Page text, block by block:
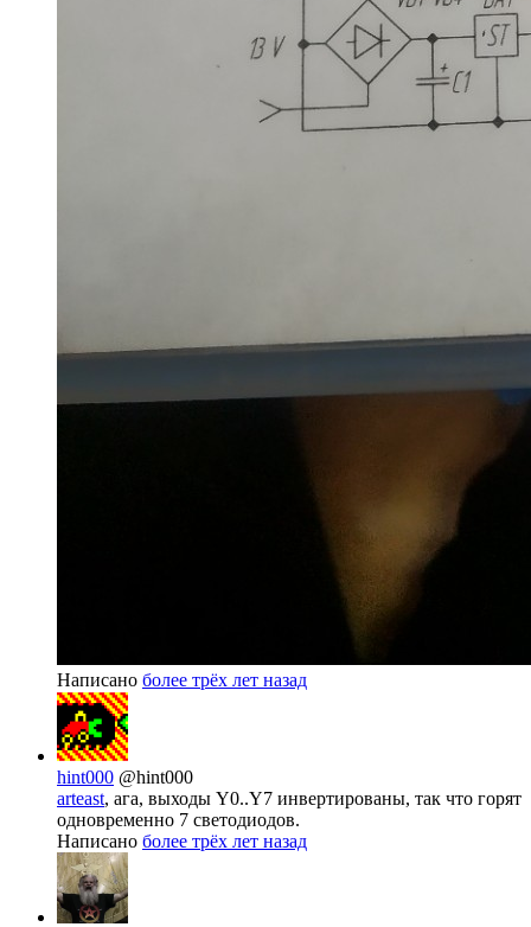
Написано более трёх лет назад
hint000 @hint000
arteast, ага, выходы Y0..Y7 инвертированы, так что горят
одновременно 7 светодиодов.
Написано более трёх лет назад